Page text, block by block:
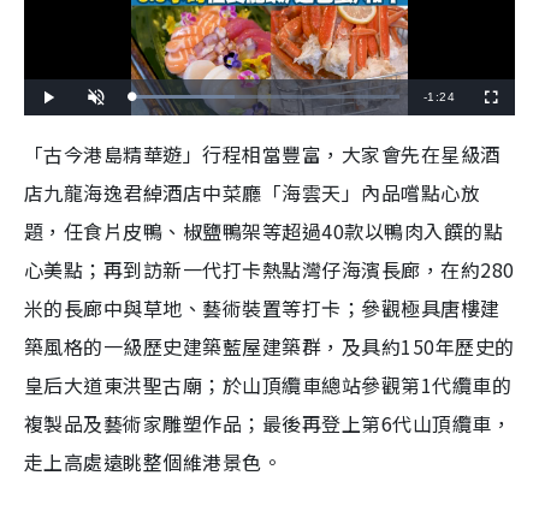
l
n
t
e
L
o
e
d
3
8
5
7
%
R
a
i
n
i
n
g
T
-1:24
u
s
c
e
e
「古今港島精華遊」行程相當豐富，大家會先在星級酒
店九龍海逸君綽酒店中菜廳「海雲天」內品嚐點心放
題，任食片皮鴨、椒鹽鴨架等超過40款以鴨肉入饌的點
心美點；再到訪新一代打卡熱點灣仔海濱長廊，在約280
米的長廊中與草地、藝術裝置等打卡；參觀極具唐樓建
築風格的一級歷史建築藍屋建築群，及具約150年歷史的
皇后大道東洪聖古廟；於山頂纜車總站參觀第1代纜車的
複製品及藝術家雕塑作品；最後再登上第6代山頂纜車，
走上高處遠眺整個維港景色。